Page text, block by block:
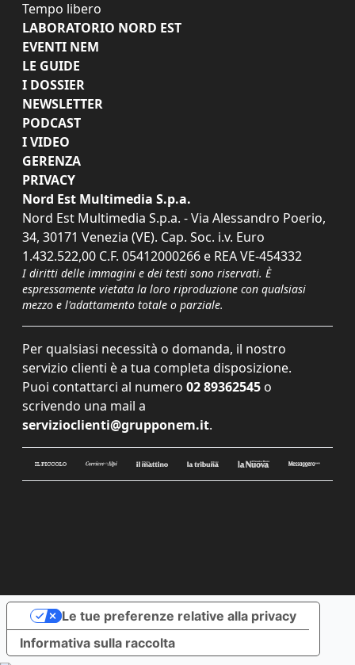
Tempo libero
LABORATORIO NORD EST
EVENTI NEM
LE GUIDE
I DOSSIER
NEWSLETTER
PODCAST
I VIDEO
GERENZA
PRIVACY
Nord Est Multimedia S.p.a.
Nord Est Multimedia S.p.a. - Via Alessandro Poerio,
34, 30171 Venezia (VE). Cap. Soc. i.v. Euro
1.432.522,00 C.F. 05412000266 e REA VE-454332
I diritti delle immagini e dei testi sono riservati. È
espressamente vietata la loro riproduzione con qualsiasi
mezzo e l'adattamento totale o parziale.
Per qualsiasi necessità o domanda, il nostro
servizio clienti è a tua completa disposizione.
Puoi contattarci al numero 02 89362545 o
scrivendo una mail a
servizioclienti@grupponem.it.
Informativa sulla raccolta
Le tue preferenze relative alla privacy